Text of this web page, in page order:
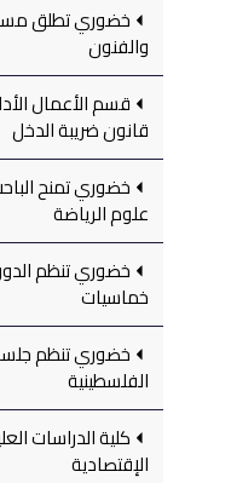
خضوري تطلق
والفنون
قسم الأعمال
قانون ضريبة الدخل
خضوري تمنح
علوم الرياضة
خضوري تنظم الدور
خماسيات
خضوري تنظم
الفلسطينية
كلية الدراسات
الإقتصادية